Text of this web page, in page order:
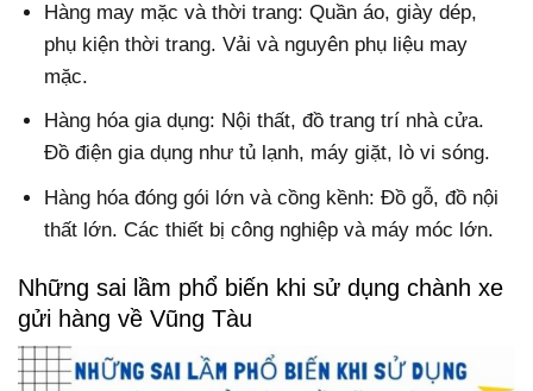
Hàng may mặc và thời trang: Quần áo, giày dép,
phụ kiện thời trang. Vải và nguyên phụ liệu may
mặc.
Hàng hóa gia dụng: Nội thất, đồ trang trí nhà cửa.
Đồ điện gia dụng như tủ lạnh, máy giặt, lò vi sóng.
Hàng hóa đóng gói lớn và cồng kềnh: Đồ gỗ, đồ nội
thất lớn. Các thiết bị công nghiệp và máy móc lớn.
Những sai lầm phổ biến khi sử dụng chành xe
gửi hàng về Vũng Tàu